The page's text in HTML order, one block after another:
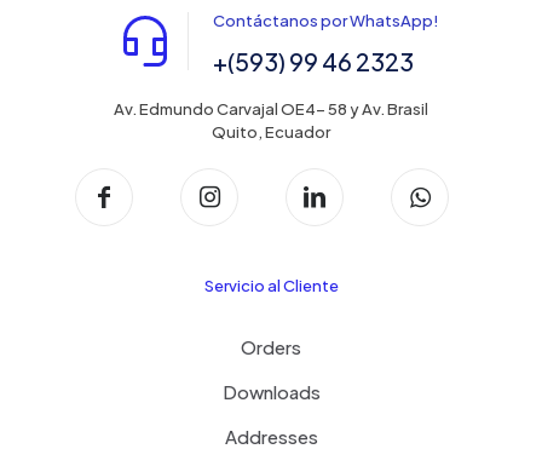
Contáctanos por WhatsApp!
+(593) 99 46 2323
Av. Edmundo Carvajal OE4- 58 y Av. Brasil
Quito, Ecuador
Servicio al Cliente
Orders
Downloads
Addresses